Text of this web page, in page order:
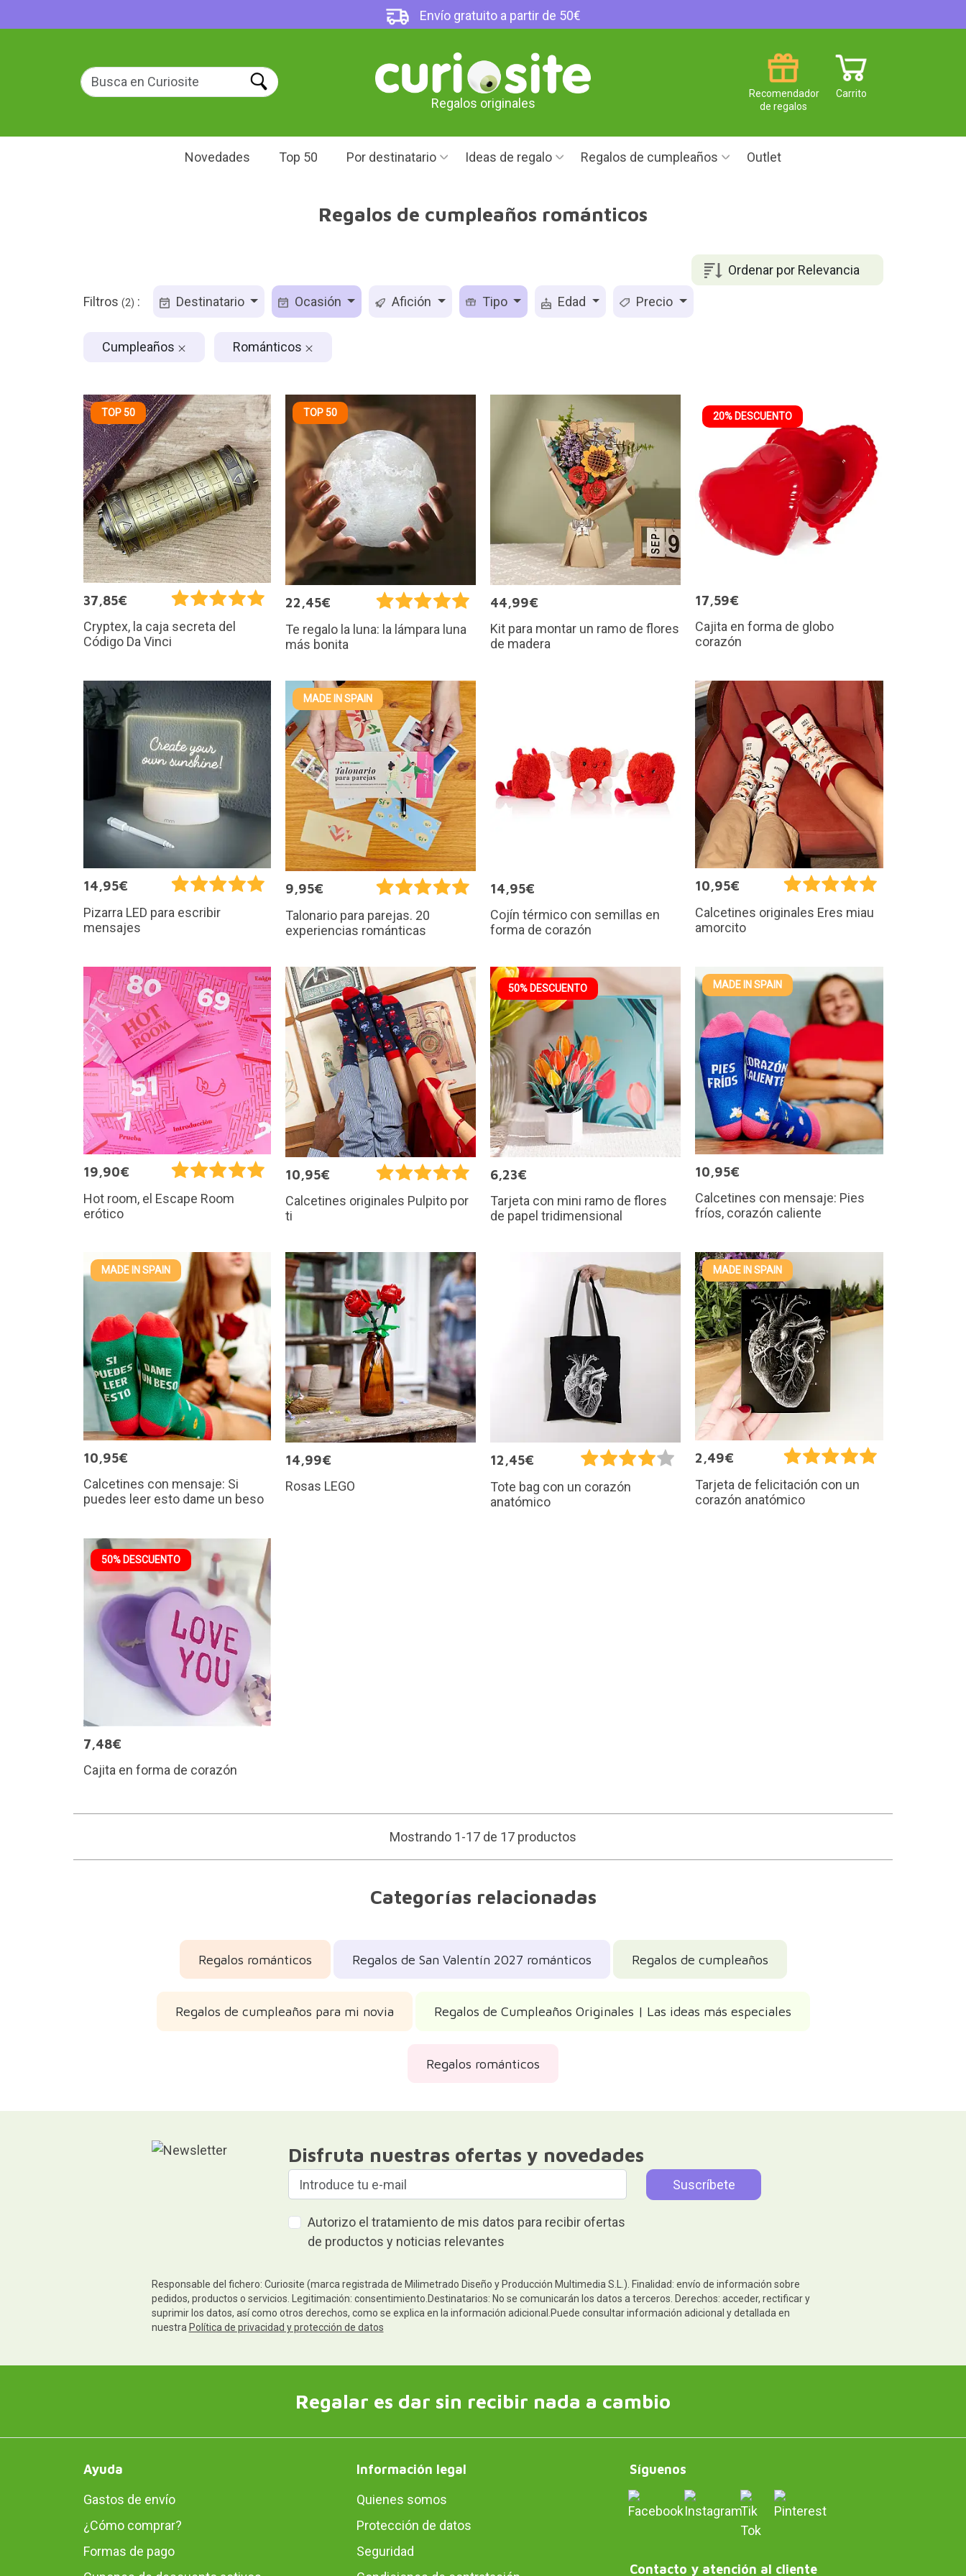
Envío gratuito a partir de 50€
Regalos originales
Carrito
Recomendador
de regalos
Novedades Top 50 Por destinatario Ideas de regalo Regalos de cumpleaños Outlet
Regalos de cumpleaños románticos
Ordenar por Relevancia
Filtros (2) : Destinatario Ocasión Afición Tipo Edad Precio
Cumpleaños Románticos
TOP 50
37,85€
Cryptex, la caja secreta del
Código Da Vinci
TOP 50
22,45€
Te regalo la luna: la lámpara luna
más bonita
44,99€
Kit para montar un ramo de flores
de madera
20% DESCUENTO
17,59€
Cajita en forma de globo
corazón
14,95€
Pizarra LED para escribir
mensajes
MADE IN SPAIN
9,95€
Talonario para parejas. 20
experiencias románticas
14,95€
Cojín térmico con semillas en
forma de corazón
10,95€
Calcetines originales Eres miau
amorcito
19,90€
Hot room, el Escape Room
erótico
10,95€
Calcetines originales Pulpito por
ti
50% DESCUENTO
6,23€
Tarjeta con mini ramo de flores
de papel tridimensional
MADE IN SPAIN
10,95€
Calcetines con mensaje: Pies
fríos, corazón caliente
MADE IN SPAIN
10,95€
Calcetines con mensaje: Si
puedes leer esto dame un beso
14,99€
Rosas LEGO
12,45€
Tote bag con un corazón
anatómico
MADE IN SPAIN
2,49€
Tarjeta de felicitación con un
corazón anatómico
50% DESCUENTO
7,48€
Cajita en forma de corazón
Mostrando 1-17 de 17 productos
Categorías relacionadas
Regalos románticos Regalos de San Valentín 2027 románticos Regalos de cumpleaños
Regalos de cumpleaños para mi novia Regalos de Cumpleaños Originales | Las ideas más especiales
Regalos románticos
Disfruta nuestras ofertas y novedades
Autorizo el tratamiento de mis datos para recibir ofertas
de productos y noticias relevantes
Responsable del fichero: Curiosite (marca registrada de Milimetrado Diseño y Producción Multimedia S.L.). Finalidad: envío de información sobre
pedidos, productos o servicios. Legitimación: consentimiento.Destinatarios: No se comunicarán los datos a terceros. Derechos: acceder, rectificar y
suprimir los datos, así como otros derechos, como se explica en la información adicional.Puede consultar información adicional y detallada en
nuestra Política de privacidad y protección de datos
Regalar es dar sin recibir nada a cambio
Ayuda
Gastos de envío
¿Cómo comprar?
Formas de pago
Información legal
Quienes somos
Protección de datos
Seguridad
Síguenos
Contacto y atención al cliente